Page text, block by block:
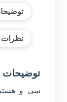
نظرات
توضیحات
سی و